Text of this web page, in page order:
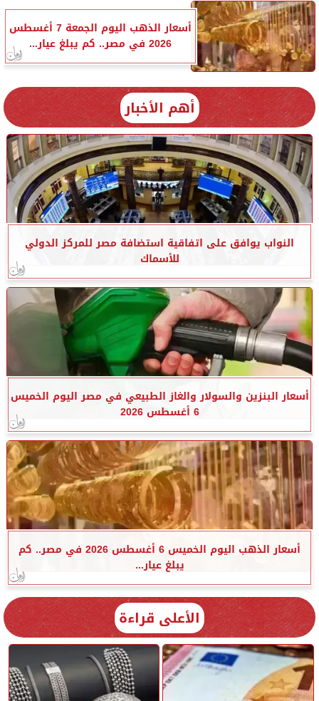
أسعار الذهب اليوم الجمعة 7 أغسطس
2026 في مصر.. كم يبلغ عيار...
أهم الأخبار
النواب يوافق على اتفاقية استضافة مصر للمركز الدولي
للأسماك
أسعار البنزين والسولار والغاز الطبيعي في مصر اليوم الخميس
6 أغسطس 2026
أسعار الذهب اليوم الخميس 6 أغسطس 2026 في مصر.. كم
يبلغ عيار...
الأعلى قراءة